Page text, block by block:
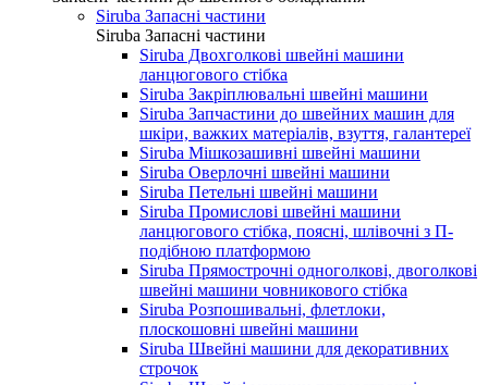
Siruba Запасні частини
Siruba Запасні частини
Siruba Двохголкові швейні машини
ланцюгового стібка
Siruba Закріплювальні швейні машини
Siruba Запчастини до швейних машин для
шкіри, важких матеріалів, взуття, галантереї
Siruba Мішкозашивні швейні машини
Siruba Оверлочні швейні машини
Siruba Петельні швейні машини
Siruba Промислові швейні машини
ланцюгового стібка, поясні, шлівочні з П-
подібною платформою
Siruba Прямострочні одноголкові, двоголкові
швейні машини човникового стібка
Siruba Розпошивальні, флетлоки,
плоскошовні швейні машини
Siruba Швейні машини для декоративних
строчок